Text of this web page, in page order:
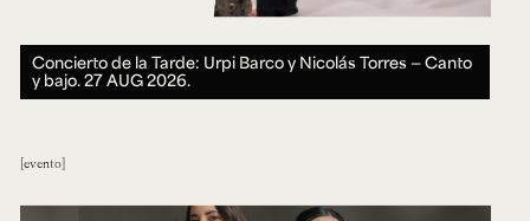
Concierto de la Tarde: Urpi Barco y Nicolás Torres — Canto
y bajo.27 AUG 2026.
evento